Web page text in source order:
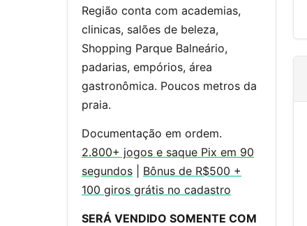
Região conta com academias,
clinicas, salões de beleza,
Shopping Parque Balneário,
padarias, empórios, área
gastronômica. Poucos metros da
praia.
Documentação em ordem.
2.800+ jogos e saque Pix em 90
segundos
Bônus de R$500 +
100 giros grátis no cadastro
SERÁ VENDIDO SOMENTE COM